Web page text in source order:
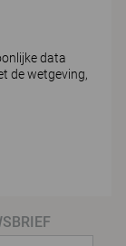
data
de wetgeving,